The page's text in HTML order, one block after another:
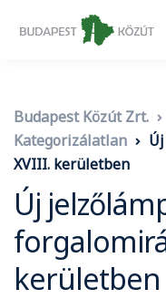
Budapest Közút Zrt.
Kategorizálatlan
XVIII. kerületben
Új
kerületben